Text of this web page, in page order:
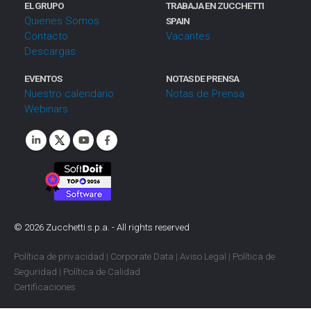
EL GRUPO
Quienes Somos
Contacto
Descargas
TRABAJA EN ZUCCHETTI
SPAIN
Vacantes
EVENTOS
Nuestro calendario
Webinars
NOTAS DE PRENSA
Notas de Prensa
© 2026 Zucchetti s.p.a. - All rights reserved
Política de privacidad | Corporate Data | Aviso Legal | Política de
Seguridad | Política de Calidad
Certificaciones